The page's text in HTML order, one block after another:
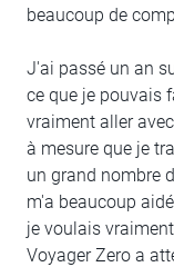
beaucoup de
J'ai passé un an
ce que je pouvais
vraiment aller
à mesure que je
un grand nombre
m'a beaucoup
je voulais
Voyager Zero a